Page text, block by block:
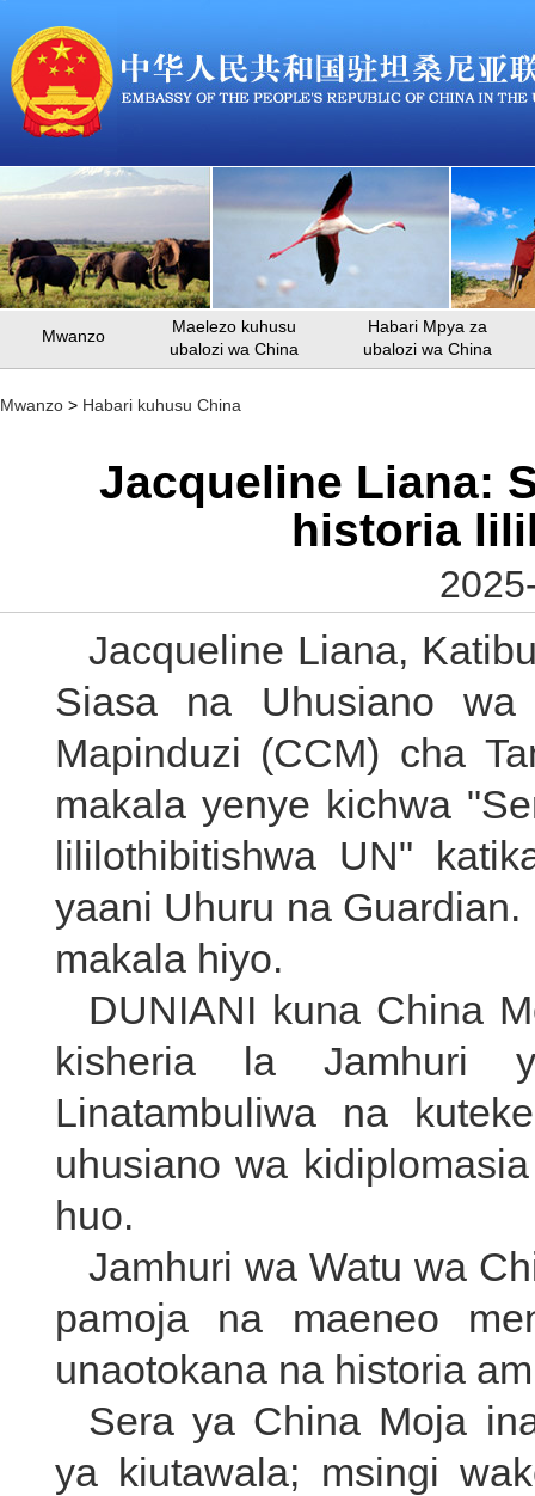
Mwanzo
Maelezo kuhusu
ubalozi wa China
Habari Mpya za
ubalozi wa China
Mwanzo > Habari kuhusu China
Jacqueline Liana:
historia
Jacqueline Liana,
Siasa na Uhusiano wa
Mapinduzi (CCM) cha
makala yenye kichwa "
lililothibitishwa UN"
yaani Uhuru na
makala hiyo.
DUNIANI kuna China
kisheria la Jamhuri
Linatambuliwa na
uhusiano wa
huo.
Jamhuri wa Watu wa
pamoja na maeneo
unaotokana na historia
Sera ya China Moja
ya kiutawala; msingi